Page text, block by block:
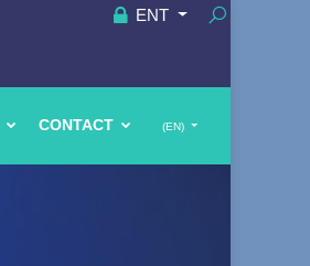
ENT
(EN)
CONTACT